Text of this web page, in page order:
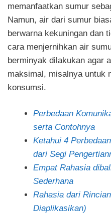
memanfaatkan sumur
Namun, air dari sumur
berwarna kekuningan dan
cara menjernihkan air
berminyak dilakukan agar
maksimal, misalnya untuk
konsumsi.
Perbedaan
serta Contohnya
Ketahui 4
dari Segi
Empat Rahasia
Sederhana
Rahasia dari
Diaplikasikan)